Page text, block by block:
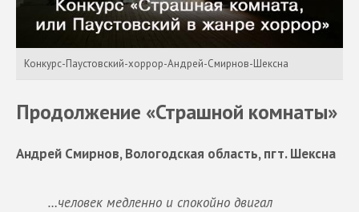
Конкурс-Паустовский-хоррор-Андрей-Смирнов-Шексна
Продолжение «Страшной комнаты»
Андрей Смирнов, Вологодская область, пгт. Шексна
…человек медленно и спокойно двигал